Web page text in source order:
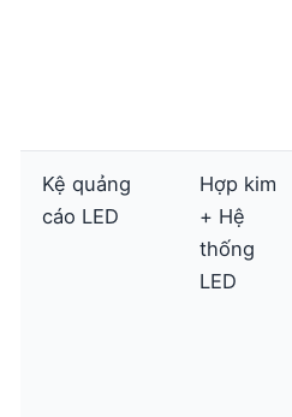
Kệ quảng
cáo LED
Hợp kim
+ Hệ
thống
LED